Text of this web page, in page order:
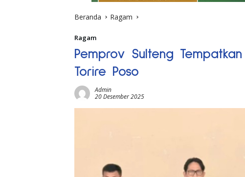
Beranda Ragam
Ragam
Pemprov Sulteng
Torire Poso
Admin
20 Desember 2025